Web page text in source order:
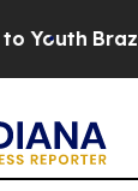
Brazil